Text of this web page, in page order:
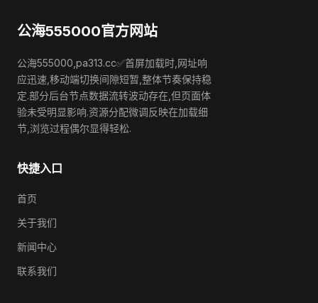
公海555000官方网站
公海555000,pa313.cc✅首屏加载时,网址响
应迅速,移动端切换间隙短暂,整体节奏保持稳
定.部分后台节点数据流转波动存在,但页面体
验未受明显影响.资源分配微调反映在加载细
节,浏览过程偶尔显得轻松.
快捷入口
首页
关于我们
新闻中心
联系我们